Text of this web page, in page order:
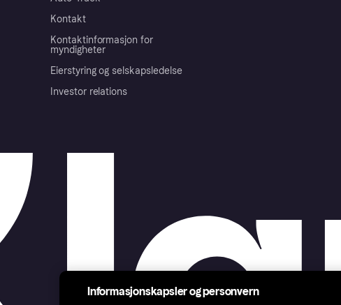
Kontakt
Kontaktinformasjon for
myndigheter
Eierstyring og selskapsledelse
Investor relations
Informasjonskapsler og personvern